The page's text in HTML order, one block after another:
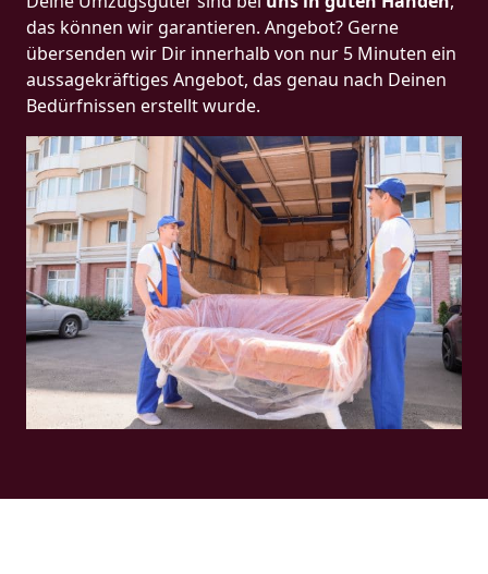
das können wir garantieren. Angebot? Gerne
übersenden wir Dir innerhalb von nur 5 Minuten ein
aussagekräftiges Angebot, das genau nach Deinen
Bedürfnissen erstellt wurde.